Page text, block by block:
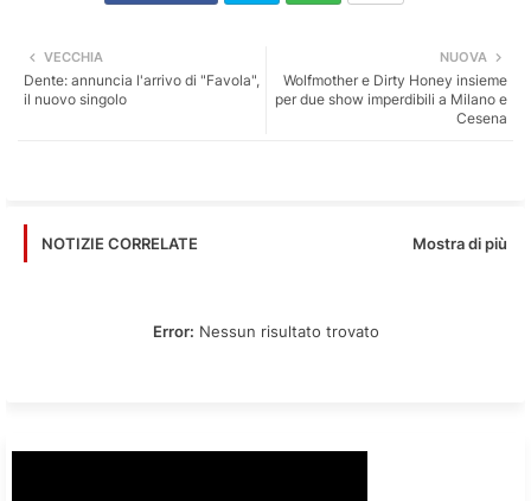
tter ats
NUOVA
Wolfmother e Dirty Honey insieme
per due show imperdibili a Milano e
Cesena
VECCHIA
Dente: annuncia l'arrivo di "Favola",
il nuovo singolo
NOTIZIE CORRELATE Mostra di più
Error: Nessun risultato trovato